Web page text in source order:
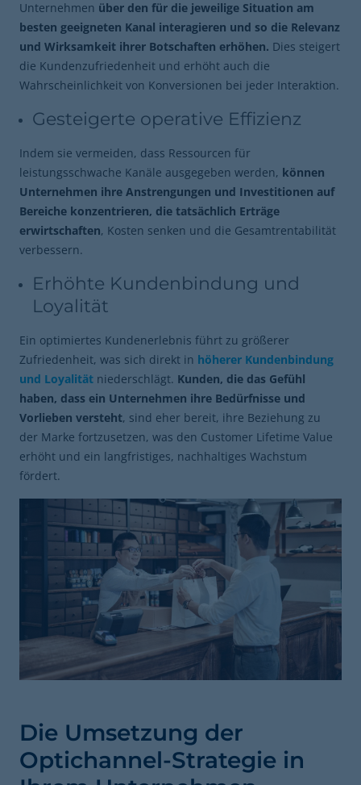
Unternehmen über den für die jeweilige Situation am
besten geeigneten Kanal interagieren und so die Relevanz
und Wirksamkeit ihrer Botschaften erhöhen. Dies steigert
die Kundenzufriedenheit und erhöht auch die
Wahrscheinlichkeit von Konversionen bei jeder Interaktion.
Gesteigerte operative Effizienz
Indem sie vermeiden, dass Ressourcen für
leistungsschwache Kanäle ausgegeben werden, können
Unternehmen ihre Anstrengungen und Investitionen auf
Bereiche konzentrieren, die tatsächlich Erträge
erwirtschaften, Kosten senken und die Gesamtrentabilität
verbessern.
Erhöhte Kundenbindung und
Loyalität
Ein optimiertes Kundenerlebnis führt zu größerer
Zufriedenheit, was sich direkt in höherer Kundenbindung
und Loyalität niederschlägt. Kunden, die das Gefühl
haben, dass ein Unternehmen ihre Bedürfnisse und
Vorlieben versteht, sind eher bereit, ihre Beziehung zu
der Marke fortzusetzen, was den Customer Lifetime Value
erhöht und ein langfristiges, nachhaltiges Wachstum
fördert.
Die Umsetzung der
Optichannel-Strategie in